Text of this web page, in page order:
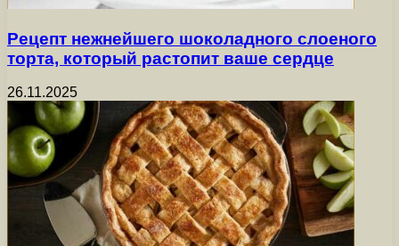
Рецепт нежнейшего шоколадного слоеного
торта, который растопит ваше сердце
26.11.2025